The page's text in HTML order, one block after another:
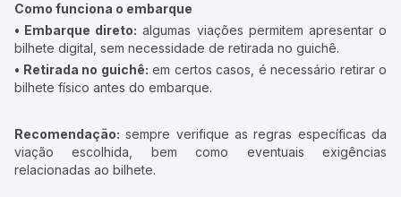
Como funciona o embarque
• Embarque direto: algumas viações permitem apresentar o
bilhete digital, sem necessidade de retirada no guichê.
• Retirada no guichê: em certos casos, é necessário retirar o
bilhete físico antes do embarque.
Recomendação: sempre verifique as regras específicas da
viação escolhida, bem como eventuais exigências
relacionadas ao bilhete.